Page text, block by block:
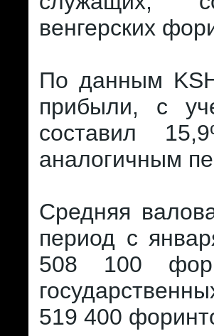
венгерских
По данным
прибыли, с
составил
аналогичным
Средняя
период с
508 100
519 400